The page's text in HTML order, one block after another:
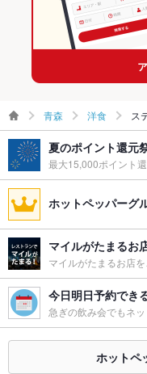
青森 洋食 ス
夏のポイント還元
最大15,000ポイント
ホットペッパーグ
マイルがたまるお
マイルがたまるお店
今日明日予約でき
急ぎの飲み会でもネッ
ホットペ